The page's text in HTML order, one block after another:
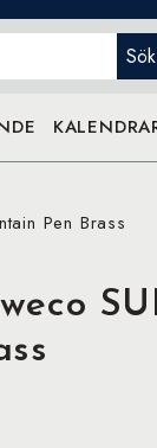
Sök
Pen Brass